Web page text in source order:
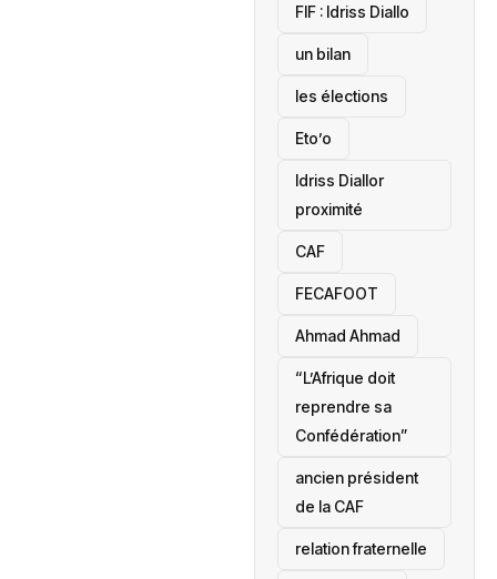
‎FIF : Idriss Diallo
un bilan
les élections
Eto’o
Idriss Diallor
proximité
CAF
FECAFOOT
‎Ahmad Ahmad
“L’Afrique doit
reprendre sa
Confédération”
ancien président
de la CAF
relation fraternelle